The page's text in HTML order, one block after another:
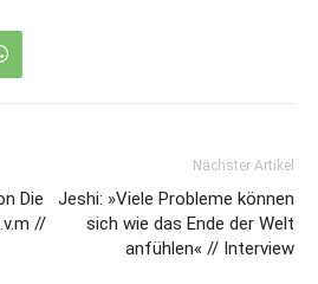
Die
//
Nächster Artikel
Jeshi: »Viele Probleme können
sich wie das Ende der Welt
anfühlen« // Interview